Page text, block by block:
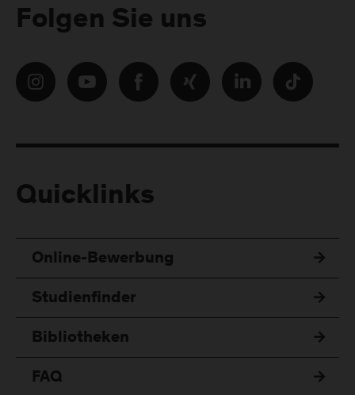
Folgen Sie uns
Quicklinks
Online-Bewerbung
Studienfinder
Bibliotheken
FAQ